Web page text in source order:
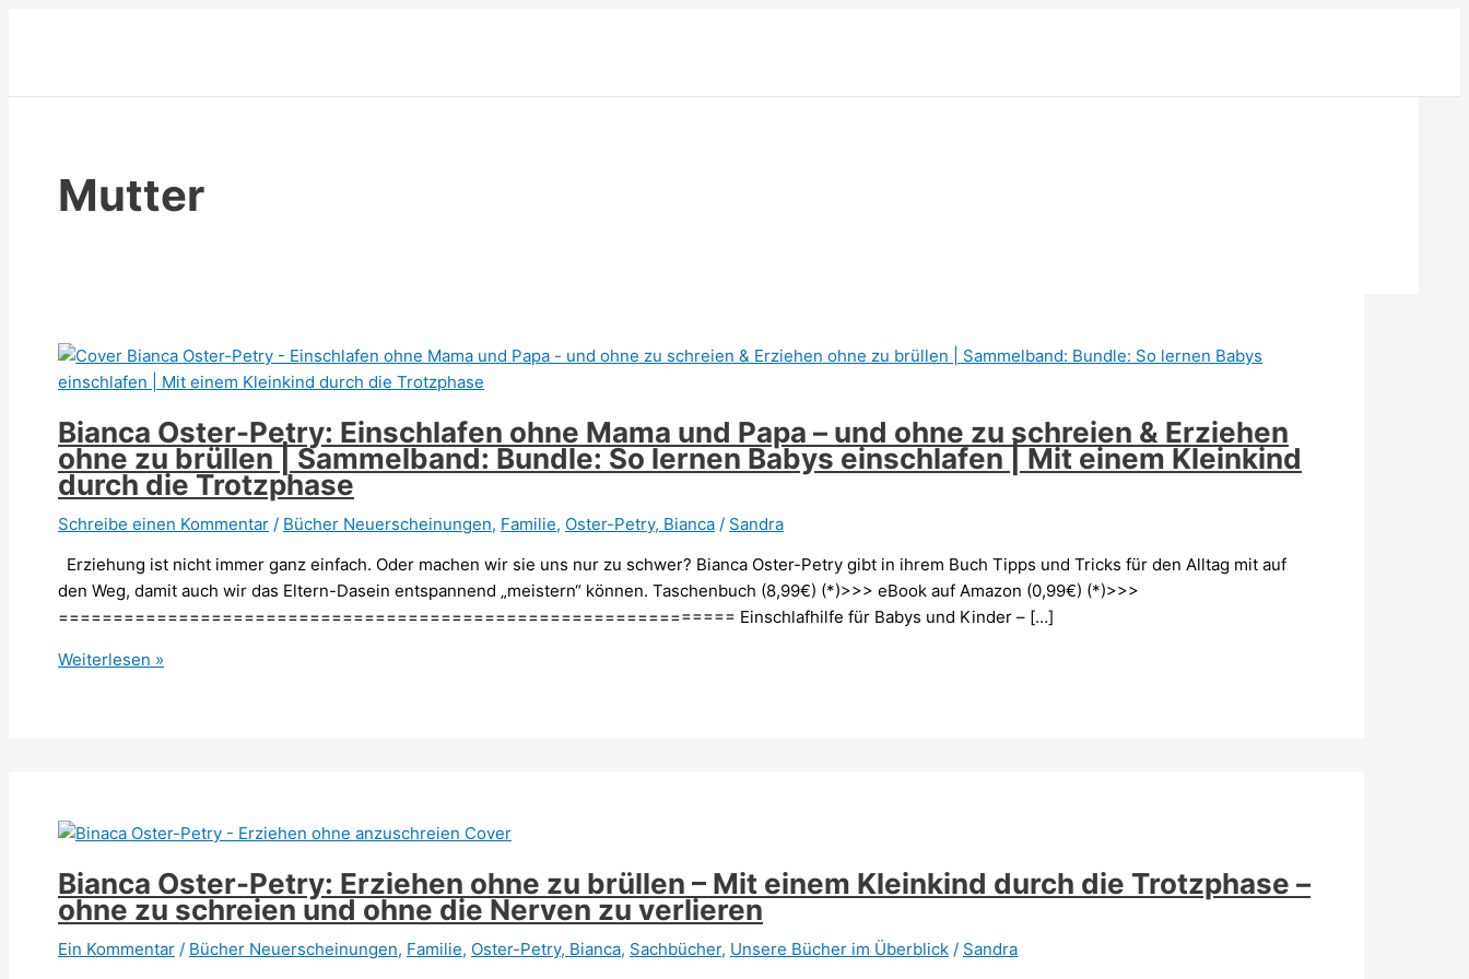
Mutter
Bianca Oster-Petry: Einschlafen ohne Mama und Papa – und ohne zu schreien & Erziehen
ohne zu brüllen | Sammelband: Bundle: So lernen Babys einschlafen | Mit einem Kleinkind
durch die Trotzphase
Schreibe einen Kommentar / Bücher Neuerscheinungen, Familie, Oster-Petry, Bianca / Sandra
Erziehung ist nicht immer ganz einfach. Oder machen wir sie uns nur zu schwer? Bianca Oster-Petry gibt in ihrem Buch Tipps und Tricks für den Alltag mit auf
den Weg, damit auch wir das Eltern-Dasein entspannend „meistern“ können. Taschenbuch (8,99€) (*)>>> eBook auf Amazon (0,99€) (*)>>>
============================================================== Einschlafhilfe für Babys und Kinder – […]
Bianca
und
Papa
–
und
ohne
zu
Weiterlesen »
Bianca Oster-Petry: Erziehen ohne zu brüllen – Mit einem Kleinkind durch die Trotzphase –
ohne zu schreien und ohne die Nerven zu verlieren
Ein Kommentar / Bücher Neuerscheinungen, Familie, Oster-Petry, Bianca, Sachbücher, Unsere Bücher im Überblick / Sandra